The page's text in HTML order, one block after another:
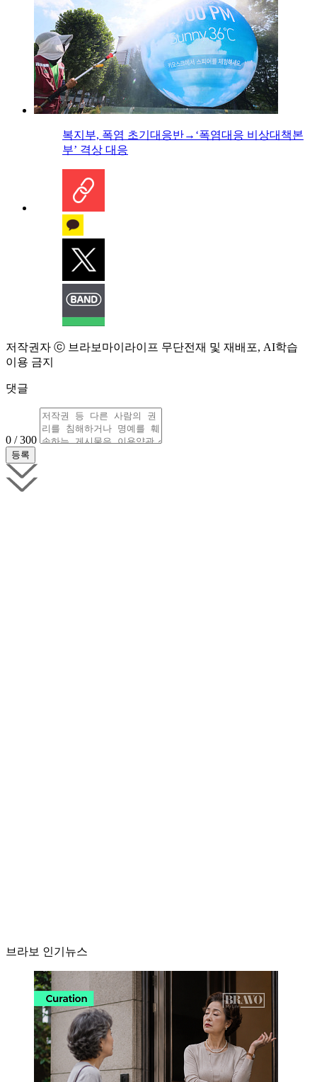
복지부, 폭염 초기대응반→‘폭염대응 비상대책본
부’ 격상 대응
저작권자 ⓒ 브라보마이라이프 무단전재 및 재배포, AI학습
이용 금지
댓글
0 / 300
브라보 인기뉴스